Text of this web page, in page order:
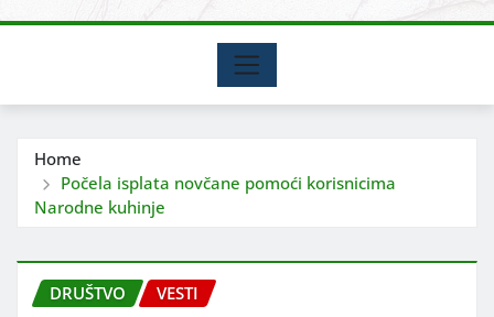
Home
Počela isplata novčane pomoći korisnicima
Narodne kuhinje
DRUŠTVO VESTI